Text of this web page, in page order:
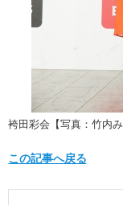
袴田彩会【写真：竹内み
この記事へ戻る